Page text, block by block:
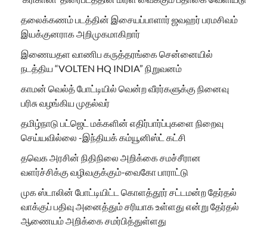
தலைக்கணம் படத்தின் இசையப்பாளார் ஜவஹர் பரமசிவம்
இயக்குனராக அறிமுகமாகிறார்
இணையதள வாணிப கருத்தரங்கை சென்னையில்
நடத்திய “VOLTEN HQ INDIA” நிறுவனம்
காமன் வெல்த் போட்டியில் வென்ற வீரர்களுக்கு நினைவு
பரிசு வழங்கிய முதல்வர்
தமிழ்நாடு பட்ஜெட் மக்களின் எதிர்பார்ப்புகளை நிறைவு
செய்யவில்லை -இந்தியக் கம்யூனிஸ்ட் கட்சி
தவெக அரசின் நிதிநிலை அறிக்கை சமச்சீரான
வளர்ச்சிக்கு வழிவகுக்கும்-வைகோ பாராட்டு
முக ஸ்டாலின் போட்டியிட்ட கொளத்தூர் சட்டமன்ற தேர்தல்
வாக்குப் பதிவு அனைத்தும் சரியாக உள்ளது என்று தேர்தல்
ஆணையம் அறிக்கை சமர்பித்துள்ளது